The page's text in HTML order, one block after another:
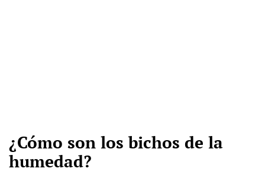
¿Cómo son los bichos de la
humedad?